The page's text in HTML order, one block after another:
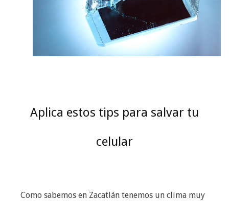
Aplica estos tips para salvar tu
celular
Como sabemos en Zacatlán tenemos un clima muy